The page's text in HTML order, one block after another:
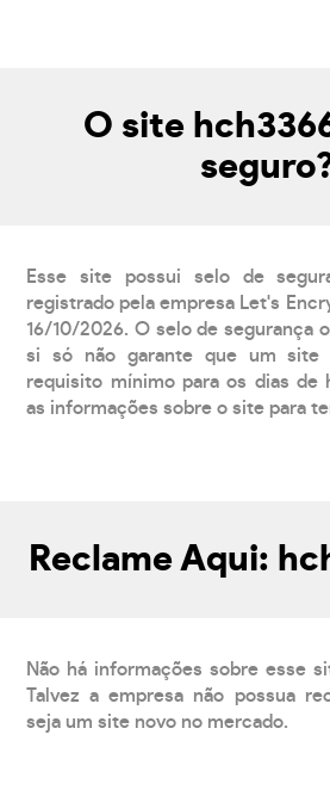
O site
Esse site possui selo de
registrado pela empresa Let's
16/10/2026. O selo de segurança
si só não garante que um site
requisito mínimo para os dias de
as informações sobre o site para
Reclame Aqui:
Não há informações sobre esse
Talvez a empresa não possua
seja um site novo no mercado.